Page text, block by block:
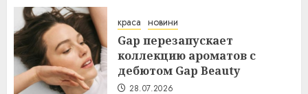
краса новини
Gap перезапускает
коллекцию ароматов с
дебютом Gap Beauty
28.07.2026